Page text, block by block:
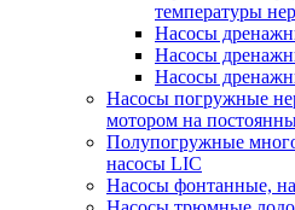
температуры
Насосы
Насосы
Насосы
Насосы погружные
мотором на
Полупогружные
насосы LIC
Насосы фонтанные,